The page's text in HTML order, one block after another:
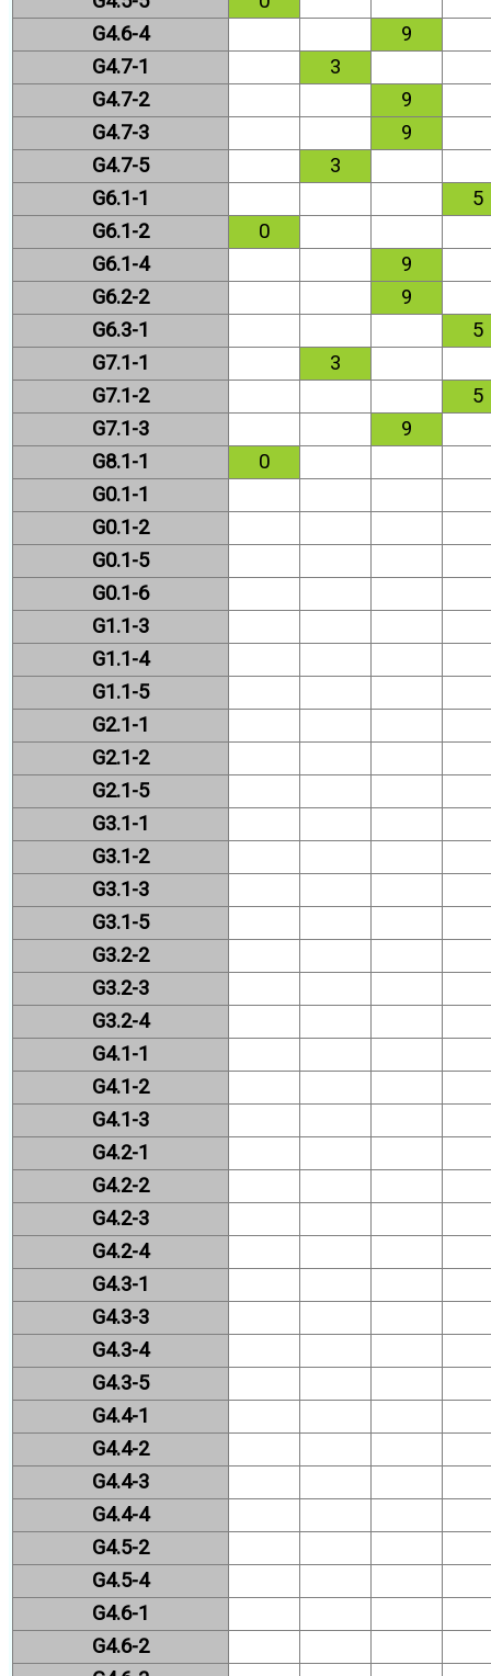
G4.6-4
9
G4.7-1
3
G4.7-2
9
G4.7-3
9
G4.7-5
3
G6.1-1
5
G6.1-2
0
G6.1-4
9
G6.2-2
9
G6.3-1
5
G7.1-1
3
G7.1-2
5
G7.1-3
9
G8.1-1
0
G0.1-1
G0.1-2
G0.1-5
G0.1-6
G1.1-3
G1.1-4
G1.1-5
G2.1-1
G2.1-2
G2.1-5
G3.1-1
G3.1-2
G3.1-3
G3.1-5
G3.2-2
G3.2-3
G3.2-4
G4.1-1
G4.1-2
G4.1-3
G4.2-1
G4.2-2
G4.2-3
G4.2-4
G4.3-1
G4.3-3
G4.3-4
G4.3-5
G4.4-1
G4.4-2
G4.4-3
G4.4-4
G4.5-2
G4.5-4
G4.6-1
G4.6-2